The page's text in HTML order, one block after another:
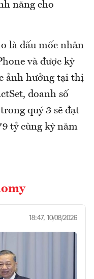
năng cho
là dấu mốc nhân
và được kỳ
ảnh hưởng tại thị
doanh số
quý 3 sẽ đạt
tỷ cùng kỳ năm
18:47, 10/08/2026